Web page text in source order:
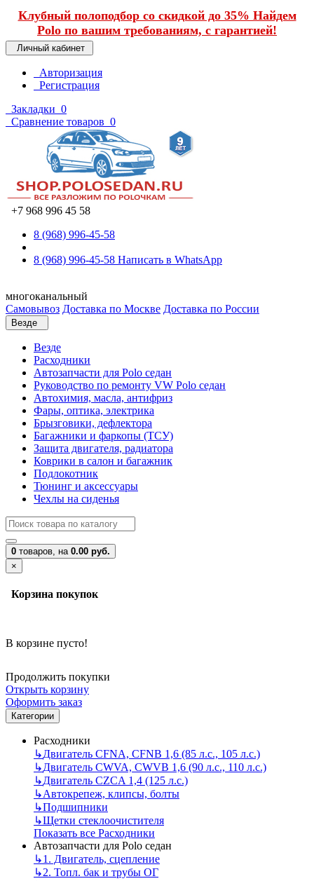
Клубный полоподбор со скидкой до 35% Найдем
Polo по вашим требованиям, с гарантией!
Личный кабинет
Авторизация
Регистрация
Закладки 0
Сравнение товаров 0
+7 968 996 45 58
8 (968) 996-45-58
8 (968) 996-45-58 Написать в WhatsApp
многоканальный
Самовывоз Доставка по Москве Доставка по России
Везде
Везде
Расходники
Автозапчасти для Polo седан
Руководство по ремонту VW Polo седан
Автохимия, масла, антифриз
Фары, оптика, электрика
Брызговики, дефлектора
Багажники и фаркопы (ТСУ)
Защита двигателя, радиатора
Коврики в салон и багажник
Подлокотник
Тюнинг и аксессуары
Чехлы на сиденья
0 товаров, на 0.00 руб.
×
Корзина покупок
В корзине пусто!
Продолжить покупки
Открыть корзину
Оформить заказ
Категории
Расходники
↳Двигатель CFNA, CFNB 1,6 (85 л.с., 105 л.с.)
↳Двигатель CWVA, CWVB 1,6 (90 л.с., 110 л.с.)
↳Двигатель CZCA 1,4 (125 л.с.)
↳Автокрепеж, клипсы, болты
↳Подшипники
↳Щетки стеклоочистителя
Показать все Расходники
Автозапчасти для Polo седан
↳1. Двигатель, сцепление
↳2. Топл. бак и трубы ОГ